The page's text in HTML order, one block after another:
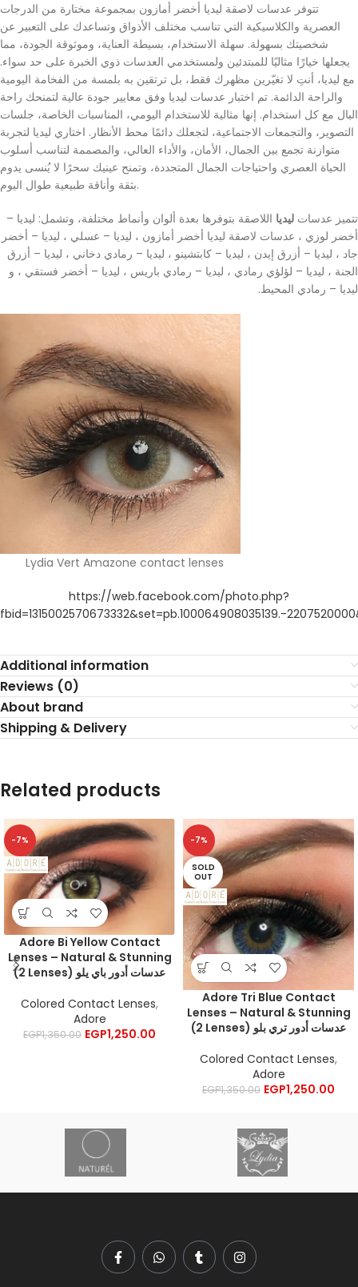
تتوفر عدسات لاصقة ليديا أخضر أمازون بمجموعة مختارة من الدرجات
العصرية والكلاسيكية التي تناسب مختلف الأذواق وتساعدك على التعبير عن
شخصيتك بسهولة. سهلة الاستخدام، بسيطة العناية، وموثوقة الجودة، مما
يجعلها خيارًا مثاليًا للمبتدئين ولمستخدمي العدسات ذوي الخبرة على حد سواء.
مع ليديا، أنتِ لا تغيّرين مظهرك فقط، بل ترتقين به بلمسة من الفخامة اليومية
والراحة الدائمة. تم اختبار عدسات ليديا وفق معايير جودة عالية لتمنحك راحة
البال مع كل استخدام. إنها مثالية للاستخدام اليومي، المناسبات الخاصة، جلسات
التصوير، والتجمعات الاجتماعية، لتجعلك دائمًا محط الأنظار. اختاري ليديا لتجربة
متوازنة تجمع بين الجمال، الأمان، والأداء العالي، والمصممة لتناسب أسلوب
الحياة العصري واحتياجات الجمال المتجددة، وتمنح عينيك سحرًا لا يُنسى يدوم
بثقة وأناقة طبيعية طوال اليوم.
تتميز عدسات ليديا اللاصقة بتوفرها بعدة ألوان وأنماط مختلفة، وتشمل: ليديا –
أخضر لوزي ، عدسات لاصقة ليديا أخضر أمازون ، ليديا – عسلي ، ليديا – أخضر
جاد ، ليديا – أزرق إيدن ، ليديا – كابتشينو ، ليديا – رمادي دخاني ، ليديا – أزرق
الجنة ، ليديا – لؤلؤي رمادي ، ليديا – رمادي باريس ، ليديا – أخضر فستقي ، و
ليديا – رمادي المحيط.
Lydia Vert Amazone contact lenses
https://web.facebook.com/photo.php?
fbid=1315002570673332&set=pb.100064908035139.-
Additional information
Reviews (0)
About brand
Shipping & Delivery
Related products
-7%
Adore Bi Yellow Contact
Lenses – Natural & Stunning
(2 Lenses) عدسات أدور باي يلو
Colored Contact Lenses,
Adore
EGP1,350.00 EGP1,250.00
-7%
SOLD
OUT
Adore Tri Blue Contact
Lenses – Natural & Stunning
(2 Lenses) عدسات أدور تري بلو
Colored Contact Lenses,
Adore
EGP1,350.00 EGP1,250.00